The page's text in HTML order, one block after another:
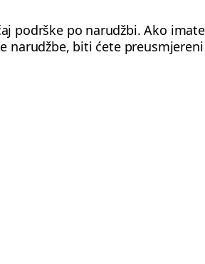
podrške po narudžbi. Ako
narudžbe, biti ćete